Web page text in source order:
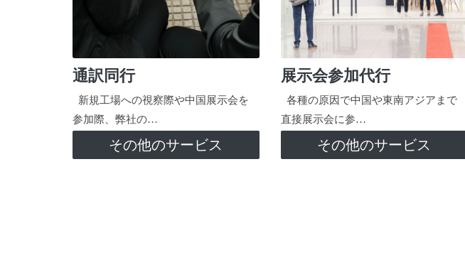
通訳同行
新規工場への視察際や中国展示会を
参加際、弊社の…
その他のサービス
展示会参加代行
各種の原因で中国や東南アジアまで
直接展示会に参…
その他のサービス